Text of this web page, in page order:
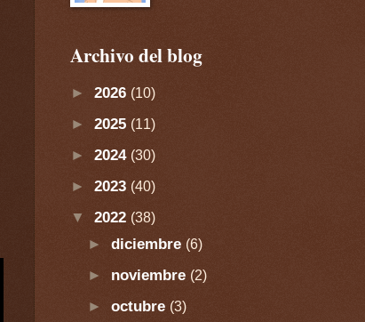
Archivo del blog
► 2026 (10)
► 2025 (11)
► 2024 (30)
► 2023 (40)
▼ 2022 (38)
►diciembre (6)
► noviembre (2)
►octubre (3)